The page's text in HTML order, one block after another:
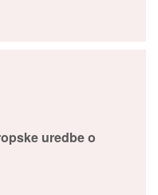
uredbe o